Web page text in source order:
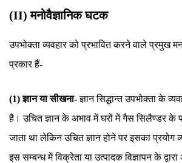
(II) मनोवैज्ञानिक घटक
उपभोक्ता व्यवहार को प्रभावित करने वाले प्रमुख
प्रकार हैं-
(1) ज्ञान या सीखना-ज्ञान सिद्धान्त उपभोक्ता के
है। उचित ज्ञान के अभाव में घरों में गैस सिलैण्डर के
जाता था लेकिन उचित ज्ञान होने पर इसका प्रयोग
इस सम्बन्ध में विक्रेता या उत्पादक विज्ञापन के